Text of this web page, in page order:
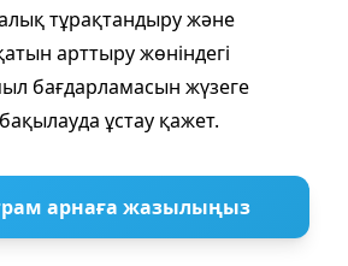
тұрақтандыру және
арттыру жөніндегі
бағдарламасын жүзеге
ұстау қажет.
арнаға жазылыңыз